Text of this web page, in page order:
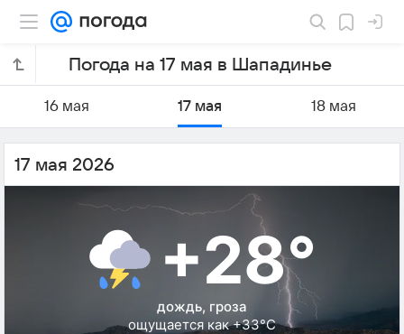
Погода на 17 мая в Шападинье
16 мая 17 мая 18 мая
17 мая 2026
+28°
дождь, гроза
ощущается как +33°C